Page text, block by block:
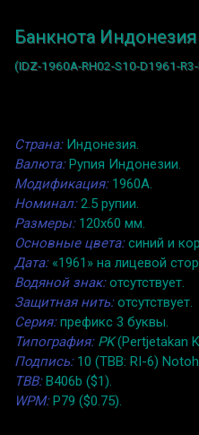
Банкнота
(IDZ-1960A-RH02-S10-D1961-
Страна:Индонезия.
Валюта:Рупия Индонезии.
Модификация:1960A.
Номинал:2.5 рупии.
Размеры:120x60 мм.
Основные цвета:синий и
Дата:«1961» на лицевой
Водяной знак:отсутствует.
Защитная нить:отсутствует.
Серия:префикс 3 буквы.
Типография: PK(Pertjetakan
Подпись:10 (TBB: RI-6)
TBB:B406b ($1).
WPM:P79 ($0.75).